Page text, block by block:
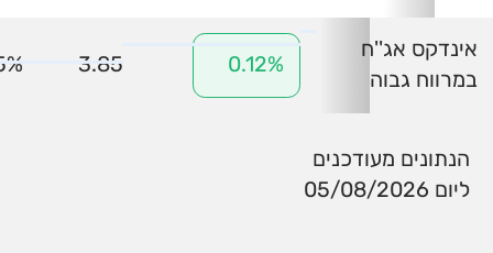
אינדקס אג''ח
במרווח גבוה
0.12%
3.85
הנתונים מעודכנים
ליום 05/08/2026